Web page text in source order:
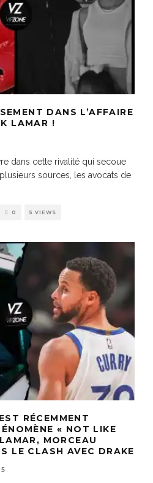
DANS L’AFFAIRE
LAMAR !
dans cette rivalité qui secoue
sources, les avocats de
0 5 VIEWS
RÉCEMMENT
« NOT LIKE
MORCEAU
LE CLASH AVEC DRAKE